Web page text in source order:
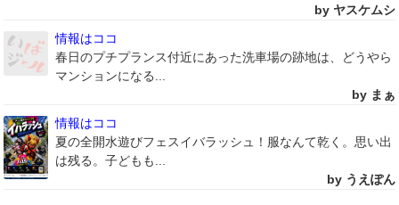
by ヤスケムシ
情報はココ
春日のプチプランス付近にあった洗車場の跡地は、どうやら
マンションになる...
by まぁ
情報はココ
夏の全開水遊びフェスイバラッシュ！服なんて乾く。思い出
は残る。子どもも...
by うえぽん